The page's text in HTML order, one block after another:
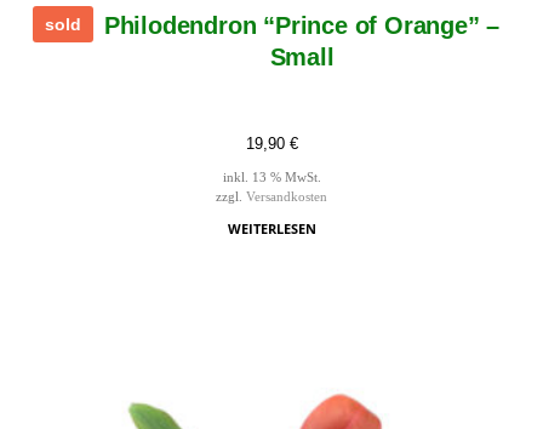
sold
Philodendron “Prince of Orange” –
Small
19,90 €
inkl. 13 % MwSt.
zzgl. Versandkosten
WEITERLESEN